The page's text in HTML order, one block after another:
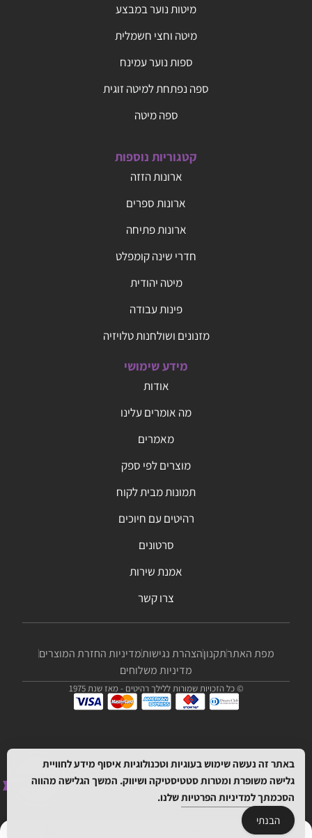
מיטות נוער במבצע
מיטה וחצי חשמלית
ספות נוער עמינח
ספה נפתחת למיטה זוגית
ספה מיטה
קטגוריות נוספות
ארונות הזזה
ארונות ספרים
ארונות פתיחה
חדרי שינה קומפלט
מיטה יהודית
פינות עבודה
מזנונים ושולחנות טלויזיה
מידע שימושי
אודות
מה אומרים עלינו
מאמרים
מוצרים לפי ספק
תמונות מבית לקוח
רהיטים עם חיוכים
סרטונים
אמנת שירות
צרו קשר
מפת האתרתקנוןהצהרת נגישותמדיניות החזרת המוצרים
מדיניות משלוחים
© כל הזכויות שמורות ללילך רהיטים - מאז שנת 1975
באתר זה נעשה שימוש בעוגיות וטכנולוגיות איסוף מידע לחוויית
גלישה משופרת ומטרות סטטיסטיקה ושיווק. המשך הגלישה מהווה
הסכמתךלמדיניות הפרטיותשלנו.
הבנתי